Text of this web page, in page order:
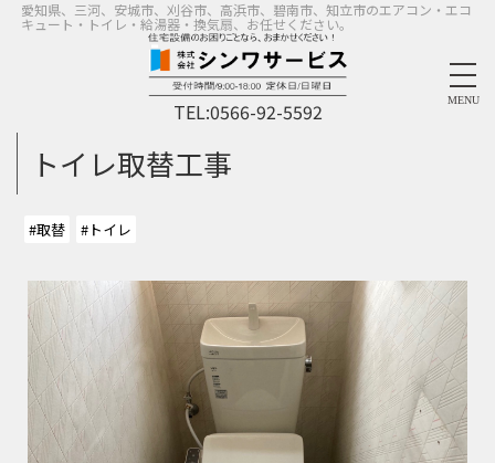
愛知県、三河、安城市、刈谷市、高浜市、碧南市、知立市のエアコン・エコ
キュート・トイレ・給湯器・換気扇、お任せください。
MENU
TEL:0566-92-5592
トイレ取替工事
#取替 #トイレ